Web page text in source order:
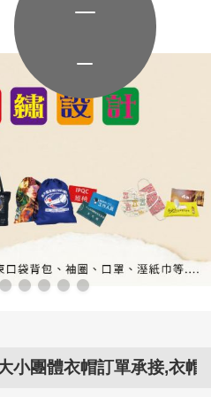
訂單承接,衣帽問題交給..